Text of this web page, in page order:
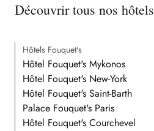
Découvrir tous nos hôtels
Hôtels Fouquet's
Hôtel Fouquet's Mykonos
Hôtel Fouquet's New-York
Hôtel Fouquet's Saint-Barth
Palace Fouquet's Paris
Hôtel Fouquet's Courchevel